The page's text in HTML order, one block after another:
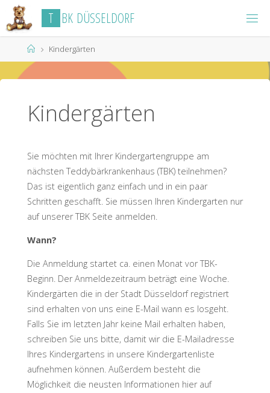
Skip
to
content
T BK DÜSSELDORF
HomeKindergärten
Kindergärten
Sie möchten mit Ihrer Kindergartengruppe am
nächsten Teddybärkrankenhaus (TBK) teilnehmen?
Das ist eigentlich ganz einfach und in ein paar
Schritten geschafft. Sie müssen Ihren Kindergarten nur
auf unserer TBK Seite anmelden.
Wann?
Die Anmeldung startet ca. einen Monat vor TBK-
Beginn. Der Anmeldezeitraum beträgt eine Woche.
Kindergärten die in der Stadt Düsseldorf registriert
sind erhalten von uns eine E-Mail wann es losgeht.
Falls Sie im letzten Jahr keine Mail erhalten haben,
schreiben Sie uns bitte, damit wir die E-Mailadresse
Ihres Kindergartens in unsere Kindergartenliste
aufnehmen können. Außerdem besteht die
Möglichkeit die neusten Informationen hier auf